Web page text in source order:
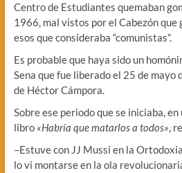
Centro de Estudiantes quemaban
1966, mal vistos por el Cabezón que
esos que consideraba “comunistas”.
Es probable que haya sido un
Sena que fue liberado el 25 de mayo
de Héctor Cámpora.
Sobre ese periodo que se iniciaba,
libro «Habría que matarlos a todos»,
–Estuve con JJ Mussi en la
lo vi montarse en la ola